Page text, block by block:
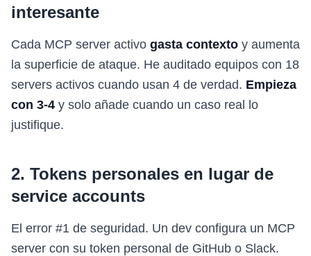
interesante
Cada MCP server activo gasta contexto y aumenta
la superficie de ataque. He auditado equipos con 18
servers activos cuando usan 4 de verdad. Empieza
con 3-4 y solo añade cuando un caso real lo
justifique.
2. Tokens personales en lugar de
service accounts
El error #1 de seguridad. Un dev configura un MCP
server con su token personal de GitHub o Slack.